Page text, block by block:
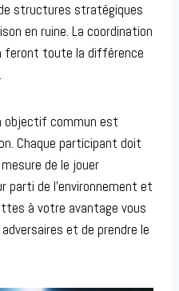
structures stratégiques
en ruine. La coordination
feront toute la différence
objectif commun est
Chaque participant doit
de le jouer
parti de l’environnement et
à votre avantage vous
et de prendre le